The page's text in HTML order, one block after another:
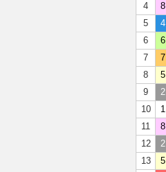
4
8
5
4
6
6
7
7
8
5
9
2
10
1
11
8
12
2
13
5